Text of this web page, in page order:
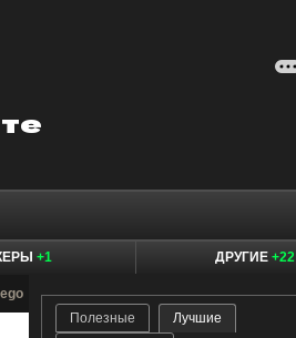
+1 ДРУГИЕ +22
Полезные
Лучшие